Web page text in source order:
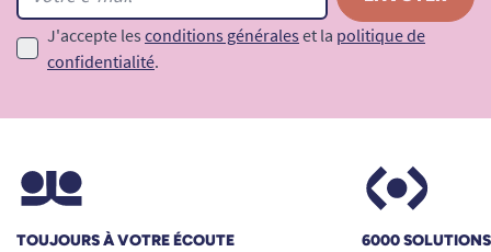
J'accepte les conditions générales et la politique de
confidentialité.
TOUJOURS À VOTRE ÉCOUTE 6000